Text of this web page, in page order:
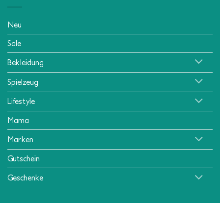
Neu
Sale
Bekleidung
Spielzeug
Lifestyle
Mama
Marken
Gutschein
Geschenke